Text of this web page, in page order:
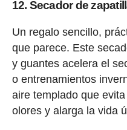
12. Secador de
Un regalo sencillo,
que parece. Este
y guantes acelera el
o entrenamientos
aire templado que
olores y alarga la vida